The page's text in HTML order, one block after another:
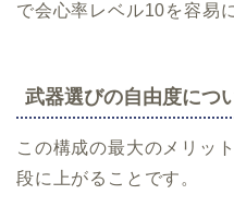
で会心率レベル10を容易
武器選びの自由度につ
この構成の最大のメリッ
段に上がることです。